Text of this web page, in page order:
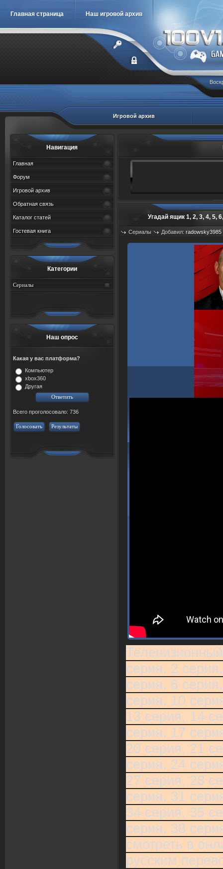
Главная страница Наш игровой архив
Игровой архив
Навигация
Главная
Форум
Игровой архив
Обратная связь
Каталог статей
Гостевая книга
Категории
Сериалы
Наш опрос
Какая у вас платформа?
Компьютер
xbox360
Другая
Всего проголосовало: 736
Голосовать Результаты
Угадай ящик 1, 2, 3, 4, 5,
Сериалы Добавил: radowsky3985
Просмотров: 600
серия, 2
серия, 6
серия, 10
13 серия, 14
серия, 17
20 серия, 21
серия, 24
27 серия, 28
серия, 31
34 серия, 35
серия, 38
смотреть в
русским